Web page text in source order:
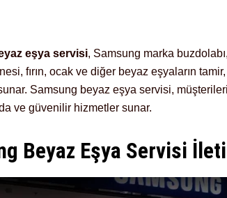
eşya servisi, Samsung marka
fırın, ocak ve diğer beyaz eşyaların
Samsung beyaz eşya servisi,
ve güvenilir hizmetler sunar.
Beyaz Eşya Servisi